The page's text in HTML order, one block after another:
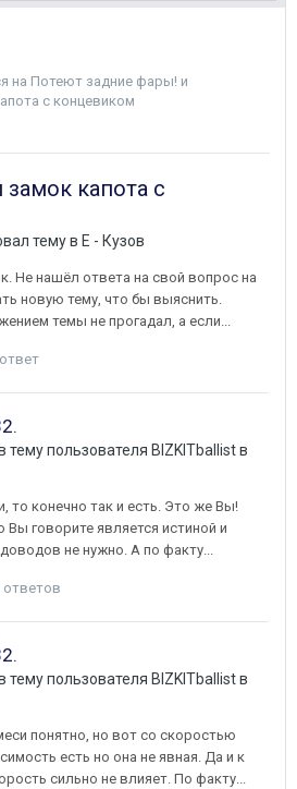
на Потеют задние фары! и
с концевиком
капота с
тему в E - Кузов
Не нашёл ответа на свой вопрос на
новую тему, что бы выяснить.
темы не прогадал, а если...
тему пользователя BIZKITballistв
то конечно так и есть. Это же Вы!
Вы говорите является истиной и
не нужно. А по факту...
ответов
тему пользователя BIZKITballistв
понятно, но вот со скоростью
есть но она не явная. Да и к
сильно не влияет. По факту...